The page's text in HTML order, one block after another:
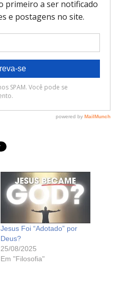
Jesus Foi “Adotado” por
Deus?
25/08/2025
Em "Filosofia"